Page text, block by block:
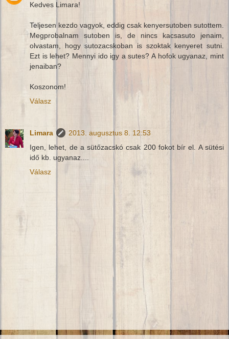
Kedves Limara!
Teljesen kezdo vagyok, eddig csak kenyersutoben sutottem.
Megprobalnam sutoben is, de nincs kacsasuto jenaim,
olvastam, hogy sutozacskoban is szoktak kenyeret sutni.
Ezt is lehet? Mennyi ido igy a sutes? A hofok ugyanaz, mint
jenaiban?
Koszonom!
Válasz
Limara
2013. augusztus 8. 12:53
Igen, lehet, de a sütőzacskó csak 200 fokot bír el. A sütési
idő kb. ugyanaz....
Válasz